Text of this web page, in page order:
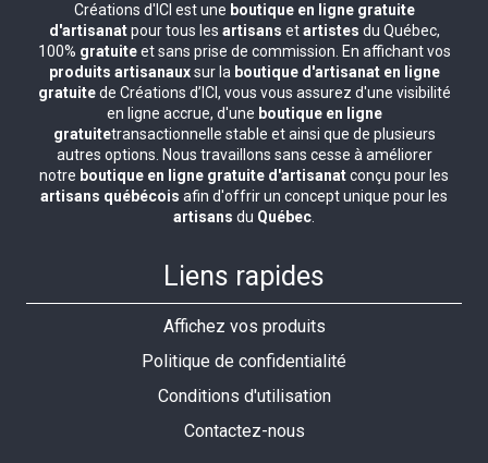
Créations d'ICI est une boutique en ligne gratuite
d'artisanatpour tous les artisans etartistes du Québec,
100% gratuiteet sans prise de commission. En affichant vos
produits artisanauxsur la boutique d'artisanat en ligne
gratuitede Créations d’ICI, vous vous assurez d'une visibilité
en ligne accrue, d'une boutique en ligne
gratuitetransactionnelle stable et ainsi que de plusieurs
autres options. Nous travaillons sans cesse à améliorer
notre boutique en ligne gratuite d'artisanatconçu pour les
artisans québécois afin d'offrir un concept unique pour les
artisans du Québec
Liens rapides
Affichez vos produits
Politique de confidentialité
Conditions d'utilisation
Contactez-nous